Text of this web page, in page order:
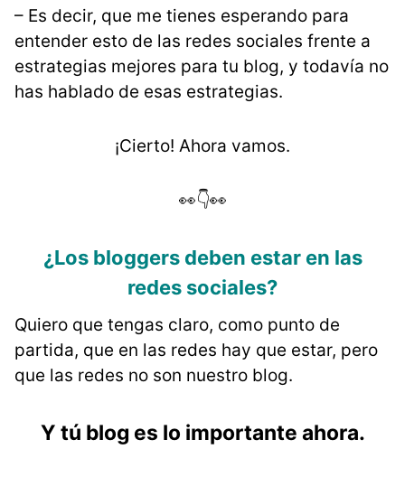
– Es decir, que me tienes esperando para
entender esto de las redes sociales frente a
estrategias mejores para tu blog, y todavía no
has hablado de esas estrategias.
¡Cierto! Ahora vamos.
👀👇👀
¿Los bloggers deben estar en las
redes sociales?
Quiero que tengas claro, como punto de
partida, que en las redes hay que estar, pero
que las redes no son nuestro blog.
Y tú blog es lo importante ahora.